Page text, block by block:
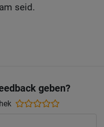
seid.
geben?